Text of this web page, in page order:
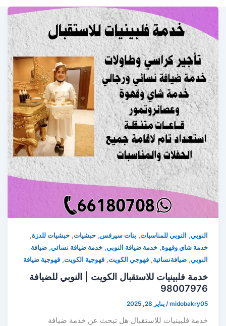
النوبي, النوبي للمناسبات, بنات سيرفس, حبشيات, حبشيات للدزة,
خدمة شاي وقهوة, خدمة ضيافة النوبي, خدمة ضيافة نسائي, ضيافة
النوبي, ضيافةنسائية, قهوجي الكويت, قهوجية الكويت, قهوجية ضيافة
خدمة فلبينيات للاستقبال الكويت | النوبي للضيافة
98007976
midobakry05
/يناير 28, 2025
خدمة فلبينيات للاستقبال هل تبحث عن خدمة ضيافة